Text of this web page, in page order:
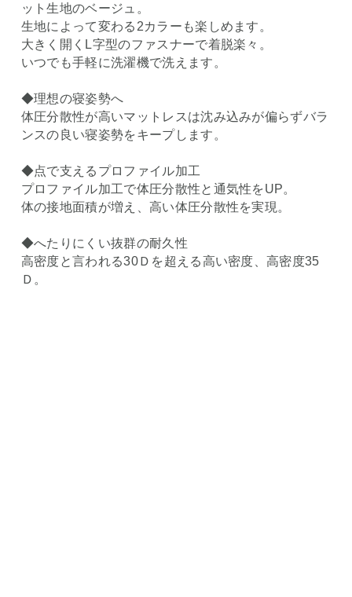
ット生地のベージュ。
生地によって変わる2カラーも楽しめます。
大きく開くL字型のファスナーで着脱楽々。
いつでも手軽に洗濯機で洗えます。
◆理想の寝姿勢へ
体圧分散性が高いマットレスは沈み込みが偏らずバラ
ンスの良い寝姿勢をキープします。
◆点で支えるプロファイル加工
プロファイル加工で体圧分散性と通気性をUP。
体の接地面積が増え、高い体圧分散性を実現。
◆へたりにくい抜群の耐久性
高密度と言われる30Ｄを超える高い密度、高密度35
Ｄ。